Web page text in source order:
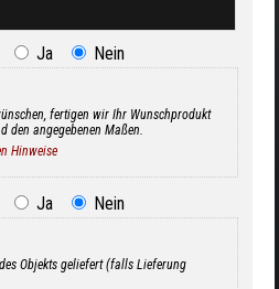
Ja
Nein
fertigen wir Ihr Wunschprodukt
den angegebenen Maßen.
Hinweise
Ja
Nein
Objekts geliefert (falls Lieferung